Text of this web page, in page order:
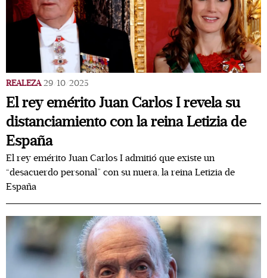
REALEZA 29/10/2025
El rey emérito Juan Carlos I revela su
distanciamiento con la reina Letizia de
España
El rey emérito Juan Carlos I admitió que existe un
“desacuerdo personal” con su nuera, la reina Letizia de
España